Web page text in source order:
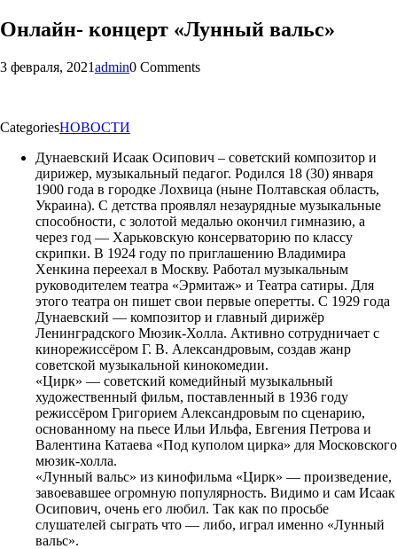
Онлайн- концерт «Лунный вальс»
3 февраля, 2021admin0 Comments
CategoriesНОВОСТИ
Дунаевский Исаак Осипович – советский композитор и
дирижер, музыкальный педагог. Родился 18 (30) января
1900 года в городке Лохвица (ныне Полтавская область,
Украина). С детства проявлял незаурядные музыкальные
способности, с золотой медалью окончил гимназию, а
через год — Харьковскую консерваторию по классу
скрипки. В 1924 году по приглашению Владимира
Хенкина переехал в Москву. Работал музыкальным
руководителем театра «Эрмитаж» и Театра сатиры. Для
этого театра он пишет свои первые оперетты. С 1929 года
Дунаевский — композитор и главный дирижёр
Ленинградского Мюзик-Холла. Активно сотрудничает с
кинорежиссёром Г. В. Александровым, создав жанр
советской музыкальной кинокомедии.
«Цирк» — советский комедийный музыкальный
художественный фильм, поставленный в 1936 году
режиссёром Григорием Александровым по сценарию,
основанному на пьесе Ильи Ильфа, Евгения Петрова и
Валентина Катаева «Под куполом цирка» для Московского
мюзик-холла.
«Лунный вальс» из кинофильма «Цирк» — произведение,
завоевавшее огромную популярность. Видимо и сам Исаак
Осипович, очень его любил. Так как по просьбе
слушателей сыграть что — либо, играл именно «Лунный
вальс».